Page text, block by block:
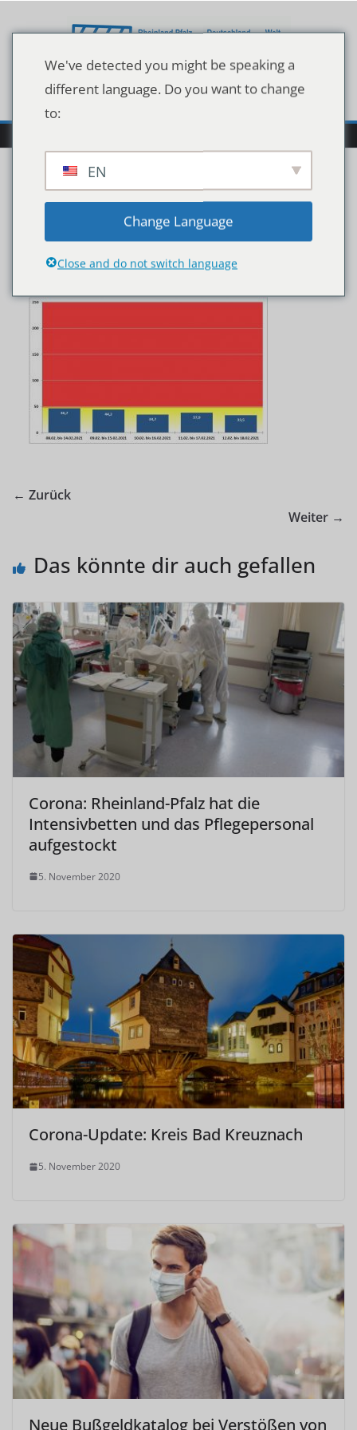
Inhalt
Wocheninzidenzwerte
Stand 18.02.2021
← Zurück
Weiter →
Das könnte dir auch gefallen
Corona: Rheinland-Pfalz hat die
Intensivbetten und das Pflegepersonal
aufgestockt
5. November 2020
Corona-Update: Kreis Bad Kreuznach
5. November 2020
Neue Bußgeldkatalog bei Verstößen von
We've detected you might be speaking a
different language. Do you want to change
to:
EN
Change Language
Close and do not switch language